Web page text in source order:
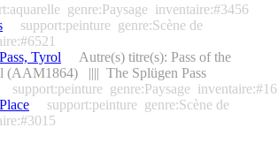
genre:Paysage inventaire:#3456
support:peinture genre:Scène de
Tyrol
Autre(s) titre(s): Pass of the
(AAM1864) |||| The Splügen Pass
support:peinture genre:Paysage
support:peinture genre:Scène de